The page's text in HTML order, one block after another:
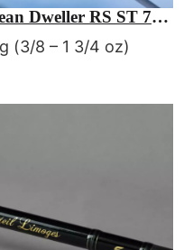
Dweller RS ST 727
(3/8 – 1 3/4 oz)